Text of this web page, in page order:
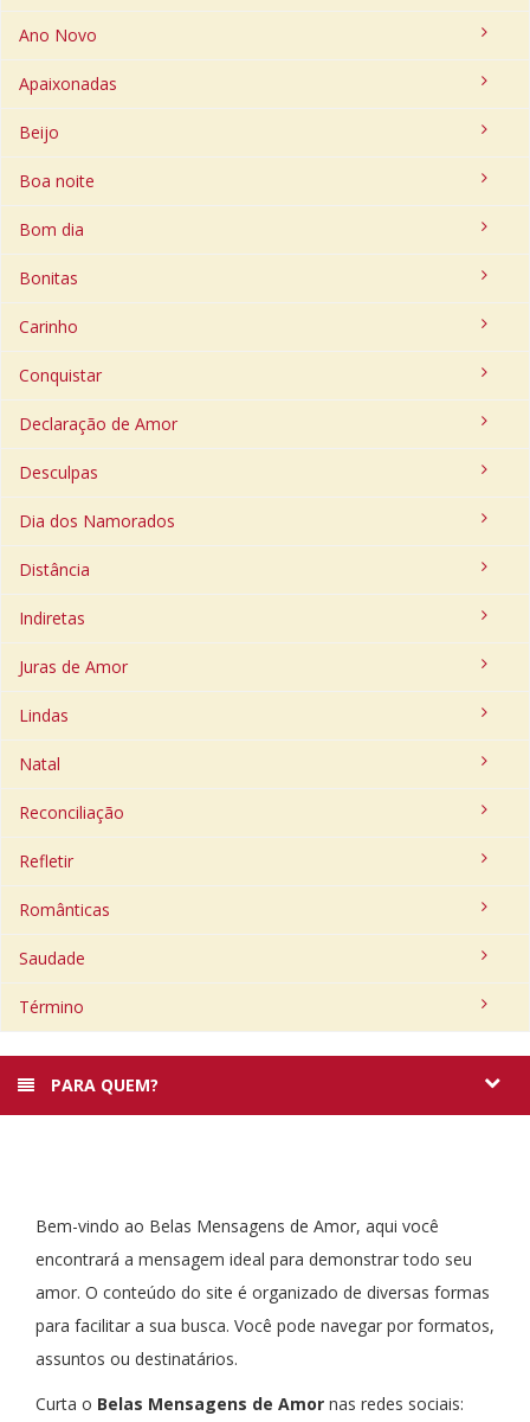
Ano Novo
Apaixonadas
Beijo
Boa noite
Bom dia
Bonitas
Carinho
Conquistar
Declaração de Amor
Desculpas
Dia dos Namorados
Distância
Indiretas
Juras de Amor
Lindas
Natal
Reconciliação
Refletir
Românticas
Saudade
Término
PARA QUEM?
Bem-vindo ao Belas Mensagens de Amor, aqui você
encontrará a mensagem ideal para demonstrar todo seu
amor. O conteúdo do site é organizado de diversas formas
para facilitar a sua busca. Você pode navegar por formatos,
assuntos ou destinatários.
Curta o Belas Mensagens de Amor nas redes sociais: